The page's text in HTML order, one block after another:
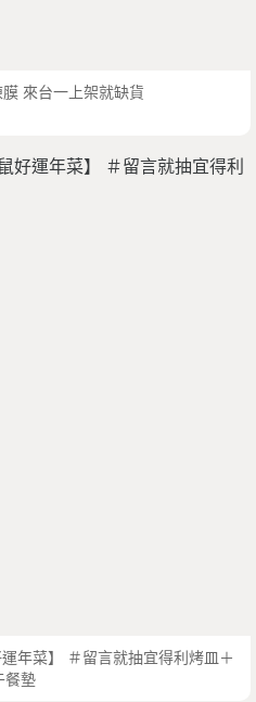
來台一上架就缺貨
年菜】 ＃留言就抽宜得利烤皿＋
餐墊